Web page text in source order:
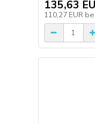
135,63
110,27 EUR